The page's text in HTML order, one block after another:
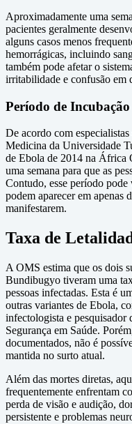
Aproximadamente uma
pacientes geralmente
alguns casos menos
hemorrágicas, incluindo
também pode afetar o
irritabilidade e confusão em
Período de Incubação
De acordo com
Medicina da Universidade
de Ebola de 2014 na África
uma semana para que as
Contudo, esse período
podem aparecer em apenas
manifestarem.
Taxa de
A OMS estima que os dois
Bundibugyo tiveram uma
pessoas infectadas. Esta é
outras variantes de Ebola,
infectologista e pesquisador
Segurança em Saúde.
documentados, não é
mantida no surto atual.
Além das mortes diretas,
frequentemente enfrentam
perda de visão e audição,
persistente e problemas